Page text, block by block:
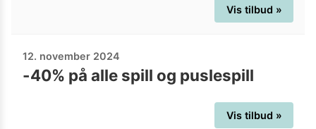
Vis tilbud »
12. november 2024
-40% på alle spill og puslespill
Vis tilbud »